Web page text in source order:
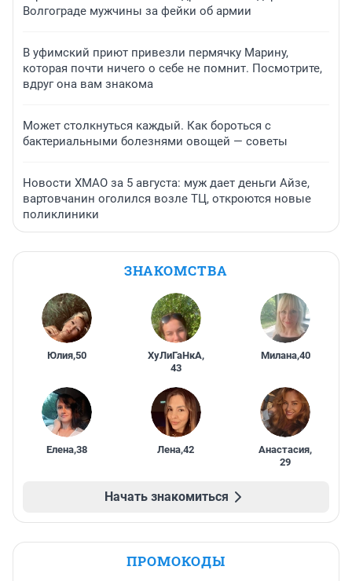
Волгограде мужчины за фейки об армии
В уфимский приют привезли пермячку Марину,
которая почти ничего о себе не помнит. Посмотрите,
вдруг она вам знакома
Может столкнуться каждый. Как бороться с
бактериальными болезнями овощей — советы
Новости ХМАО за 5 августа: муж дает деньги Айзе,
вартовчанин оголился возле ТЦ, откроются новые
поликлиники
ЗНАКОМСТВА
Юлия,50 ХуЛиГаНкА,
43
Милана,40
Елена,38 Лена,42 Анастасия,
29
Начать знакомиться
ПРОМОКОДЫ